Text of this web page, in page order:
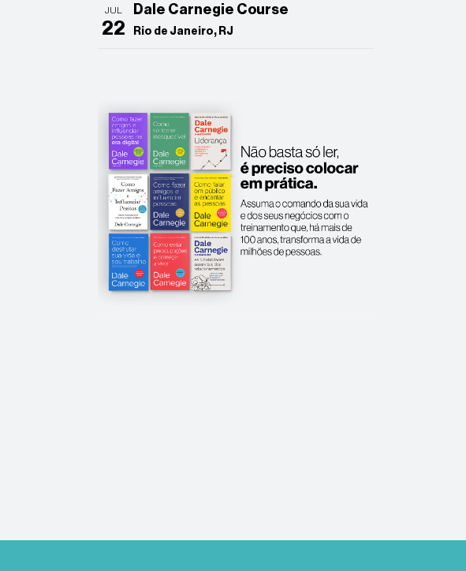
JUL
22
Dale Carnegie Course
Rio de Janeiro, RJ